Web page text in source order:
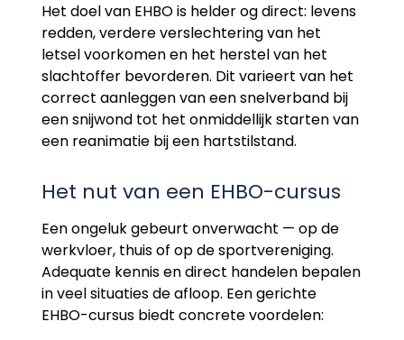
Het doel van EHBO is helder og direct: levens
redden, verdere verslechtering van het
letsel voorkomen en het herstel van het
slachtoffer bevorderen. Dit varieert van het
correct aanleggen van een snelverband bij
een snijwond tot het onmiddellijk starten van
een reanimatie bij een hartstilstand.
Het nut van een EHBO-cursus
Een ongeluk gebeurt onverwacht — op de
werkvloer, thuis of op de sportvereniging.
Adequate kennis en direct handelen bepalen
in veel situaties de afloop. Een gerichte
EHBO-cursus biedt concrete voordelen: